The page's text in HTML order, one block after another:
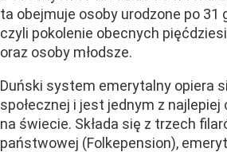
ta obejmuje osoby urodzone po 31
czyli pokolenie obecnych
oraz osoby młodsze.
Duński system emerytalny opiera
społecznej i jest jednym z najlepiej
na świecie. Składa się z trzech
państwowej (Folkepension),